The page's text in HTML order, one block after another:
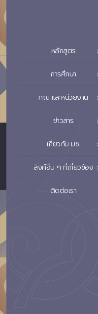
หลักสูตร
การศึกษา
คณะและหน่วยงาน
ข่าวสาร
เกี่ยวกับ มช.
ลิงค์อื่น ๆ ที่เกี่ยวข้อง
ติดต่อเรา